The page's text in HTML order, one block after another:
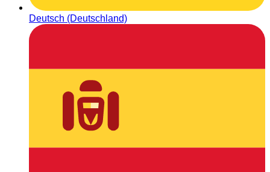
Deutsch (Deutschland)